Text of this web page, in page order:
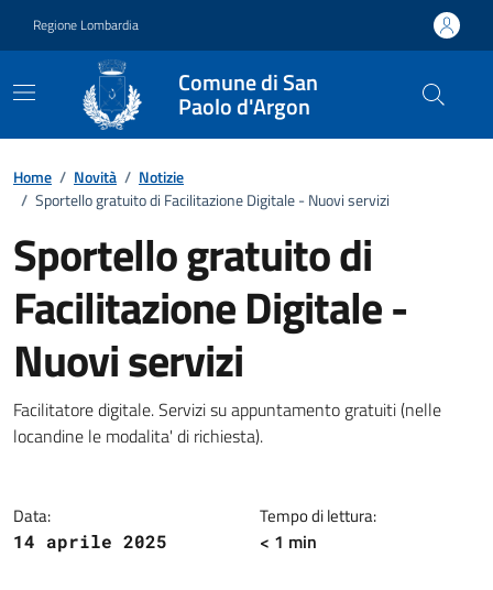
Regione Lombardia
Comune di San
Paolo d'Argon
Home / Novità / Notizie
/ Sportello gratuito di Facilitazione Digitale - Nuovi servizi
Sportello gratuito di
Facilitazione Digitale -
Nuovi servizi
Dettagli della notizia
Facilitatore digitale. Servizi su appuntamento gratuiti (nelle
locandine le modalita' di richiesta).
Data:
14 aprile 2025
Tempo di lettura:
< 1 min